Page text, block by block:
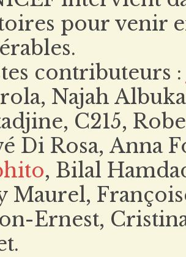
pour venir
contributeurs
Najah
C215,
Di Rosa, Anna
, Bilal
Maurel,
Ernest,